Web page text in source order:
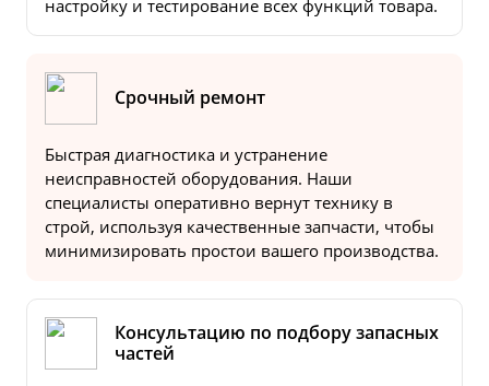
настройку и тестирование всех функций товара.
Срочный ремонт
Быстрая диагностика и устранение
неисправностей оборудования. Наши
специалисты оперативно вернут технику в
строй, используя качественные запчасти, чтобы
минимизировать простои вашего производства.
Консультацию по подбору запасных
частей